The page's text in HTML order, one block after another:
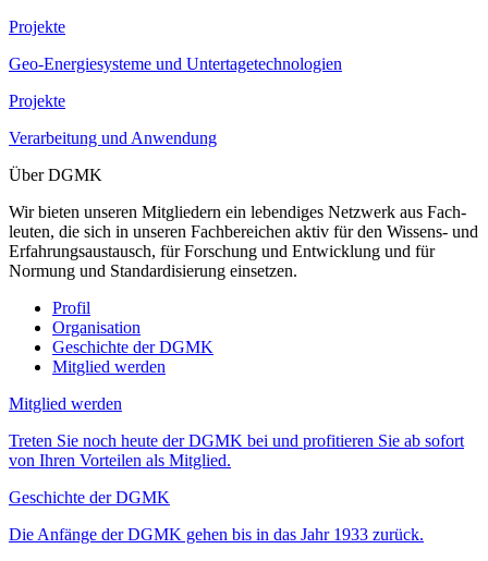
Projekte
Geo-Energiesysteme und Untertagetechnologien
Projekte
Verarbeitung und Anwendung
Über DGMK
Wir bieten unseren Mitgliedern ein lebendiges Netz­werk aus Fach­
leuten, die sich in unseren Fach­bereichen aktiv für den Wissens- und
Erfahrungs­austausch, für Forschung und Ent­wicklung und für
Normung und Standar­disierung einsetzen.
Profil
Organisation
Geschichte der DGMK
Mitglied werden
Mitglied werden
Treten Sie noch heute der DGMK bei und profitieren Sie ab sofort
von Ihren Vorteilen als Mitglied.
Geschichte der DGMK
Die Anfänge der DGMK gehen bis in das Jahr 1933 zurück.